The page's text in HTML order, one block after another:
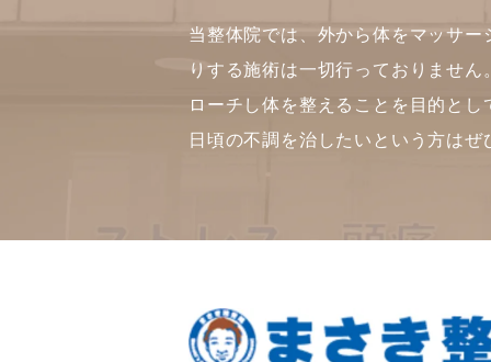
当整体院では、外から体をマッサ
りする施術は一切行っておりませ
ローチし体を整えることを目的とし
日頃の不調を治したいという方は